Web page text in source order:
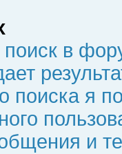
поиск в
поиска я
и